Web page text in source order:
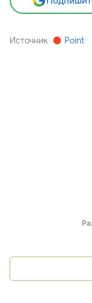
Источник Point